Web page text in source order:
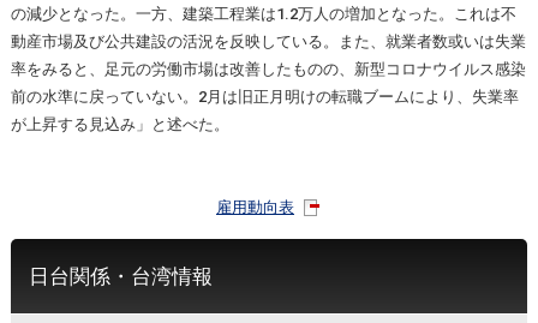
の減少となった。一方、建築工程業は1.2万人の増加となった。これは不
動産市場及び公共建設の活況を反映している。また、就業者数或いは失業
率をみると、足元の労働市場は改善したものの、新型コロナウイルス感染
前の水準に戻っていない。2月は旧正月明けの転職ブームにより、失業率
が上昇する見込み」と述べた。
雇用動向表
日台関係・台湾情報